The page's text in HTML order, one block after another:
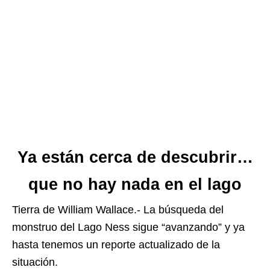
Ya están cerca de descubrir…
que no hay nada en el lago
Tierra de William Wallace.- La búsqueda del
monstruo del Lago Ness sigue “avanzando” y ya
hasta tenemos un reporte actualizado de la
situación.